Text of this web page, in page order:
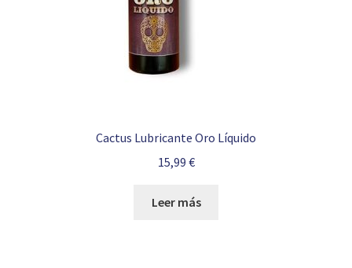
Cactus Lubricante Oro Líquido
15,99 €
Leer más